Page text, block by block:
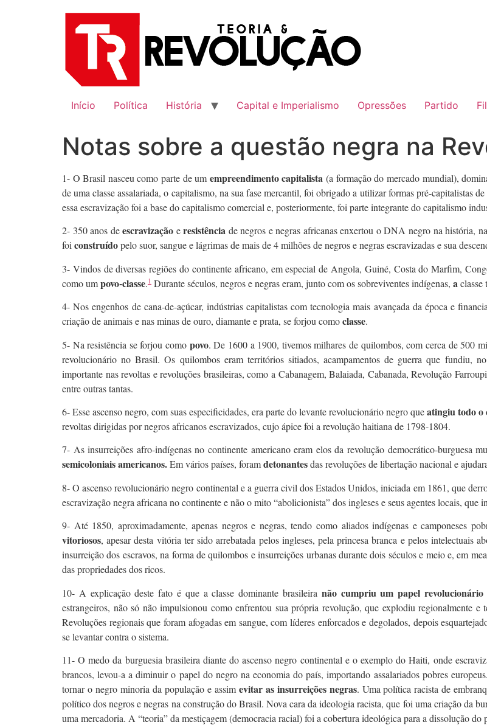
Início Política História Capital e Imperialismo Opressões Partido
Notas sobre a questão negra na
1- O Brasil nasceu como parte de um empreendimento capitalista (a formação do mercado mundial),
de uma classe assalariada, o capitalismo, na sua fase mercantil, foi obrigado a utilizar formas pré-capitalistas
essa escravização foi a base do capitalismo comercial e, posteriormente, foi parte integrante do capitalismo
2- 350 anos deescravização eresistência de negros e negras africanas enxertou o DNA negro na história,
foiconstruídopelo suor, sangue e lágrimas de mais de 4 milhões de negros e negras escravizadas e sua
3- Vindos de diversas regiões do continente africano, em especial de Angola, Guiné, Costa do Marfim,
como umpovo-classe.1 Durante séculos, negros e negras eram, junto com os sobreviventes indígenas, aclasse
4- Nos engenhos de cana-de-açúcar, indústrias capitalistas com tecnologia mais avançada da época e
criação de animais e nas minas de ouro, diamante e prata, se forjou comoclasse.
5- Na resistência se forjou como povo. De 1600 a 1900, tivemos milhares de quilombos, com cerca de 500
revolucionário no Brasil. Os quilombos eram territórios sitiados, acampamentos de guerra que fundiu,
importante nas revoltas e revoluções brasileiras, como a Cabanagem, Balaiada, Cabanada, Revolução
entre outras tantas.
6- Esse ascenso negro, com suas especificidades, era parte do levante revolucionário negro queatingiu todo o
revoltas dirigidas por negros africanos escravizados, cujo ápice foi a revolução haitiana de 1798-1804.
7- As insurreições afro-indígenas no continente americano eram elos da revolução democrático-burguesa
semicoloniais americanos.Em vários países, foramdetonantesdas revoluções de libertação nacional e
8- O ascenso revolucionário negro continental e a guerra civil dos Estados Unidos, iniciada em 1861, que
escravização negra africana no continente e não o mito “abolicionista” dos ingleses e seus agentes locais,
9- Até 1850, aproximadamente, apenas negros e negras, tendo como aliados indígenas e camponeses
vitoriosos, apesar desta vitória ter sido arrebatada pelos ingleses, pela princesa branca e pelos
insurreição dos escravos, na forma de quilombos e insurreições urbanas durante dois séculos e meio e, em
das propriedades dos ricos.
10- A explicação deste fato é que a classe dominante brasileira não cumpriu um papel revolucionário
estrangeiros, não só não impulsionou como enfrentou sua própria revolução, que explodiu regionalmente
Revoluções regionais que foram afogadas em sangue, com líderes enforcados e degolados, depois
se levantar contra o sistema.
11- O medo da burguesia brasileira diante do ascenso negro continental e o exemplo do Haiti, onde
brancos, levou-a a diminuir o papel do negro na economia do país, importando assalariados pobres
tornar o negro minoria da população e assim evitar as insurreições negras. Uma política racista de
político dos negros e negras na construção do Brasil. Nova cara da ideologia racista, que foi uma criação da
uma mercadoria. A “teoria” da mestiçagem (democracia racial) foi a cobertura ideológica para a dissolução do